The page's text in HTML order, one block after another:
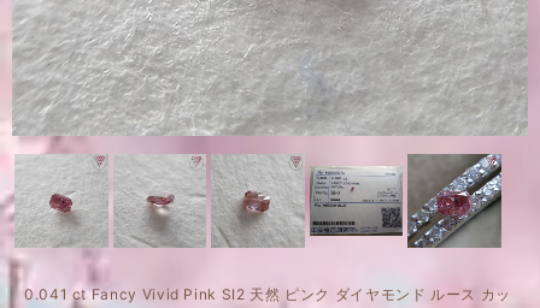
0.041 ct Fancy Vivid Pink SI2 天然 ピンク ダイヤモンド ルース カッ